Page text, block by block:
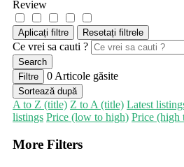
Review
Aplicați filtre Resetați filtrele
Ce vrei sa cauti ?
Search
Filtre
0 Articole găsite
Sortează după
A to Z (title) Z to A (title) Latest
listings Price (low to high) Price (high
More Filters